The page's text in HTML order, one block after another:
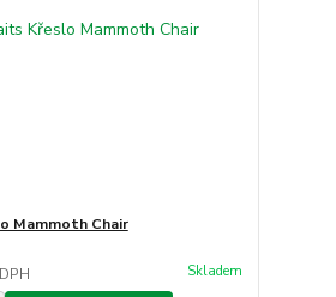
Mammoth Chair
Skladem